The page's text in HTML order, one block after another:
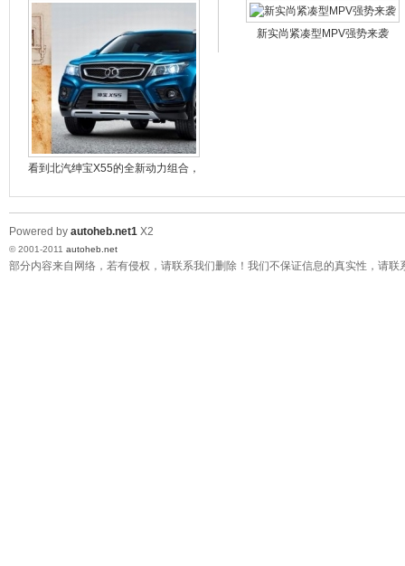
看到北汽绅宝X55的全新动力组合，
新实尚紧凑型MPV强势来袭
Powered by autoheb.net1 X2
© 2001-2011 autoheb.net
部分内容来自网络，若有侵权，请联系我们删除！我们不保证信息的真实性，请联